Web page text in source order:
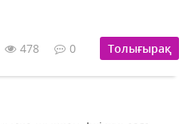
478 0 Толығырақ